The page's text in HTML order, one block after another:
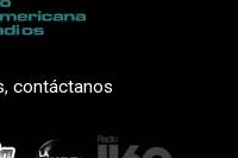
contáctanos